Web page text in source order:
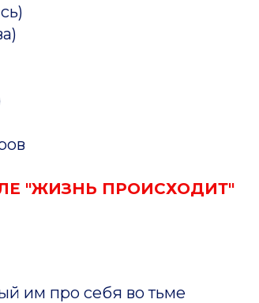
"ЖИЗНЬ ПРОИСХОДИТ"
им про себя во тьме